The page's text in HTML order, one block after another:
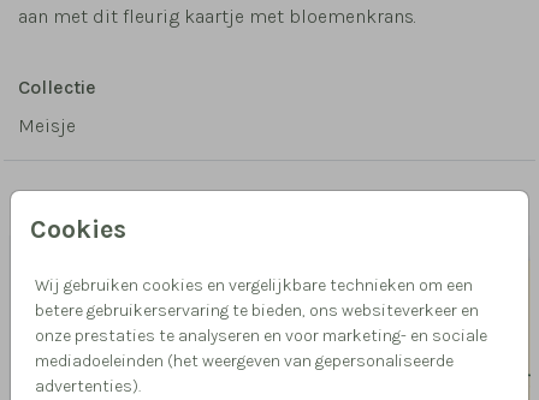
Cookies
Wij gebruiken cookies en vergelijkbare technieken om een
betere gebruikerservaring te bieden, ons websiteverkeer en
onze prestaties te analyseren en voor marketing- en sociale
mediadoeleinden (het weergeven van gepersonaliseerde
advertenties).
aan met dit fleurig kaartje met bloemenkrans.
Collectie
Meisje